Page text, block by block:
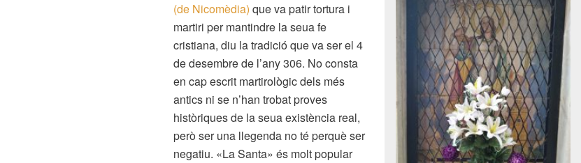
(de Nicomèdia) que va patir tortura i
martiri per mantindre la seua fe
cristiana, diu la tradició que va ser el 4
de desembre de l’any 306. No consta
en cap escrit martirològic dels més
antics ni se n’han trobat proves
històriques de la seua existència real,
però ser una llegenda no té perquè ser
negatiu. «La Santa» és molt popular